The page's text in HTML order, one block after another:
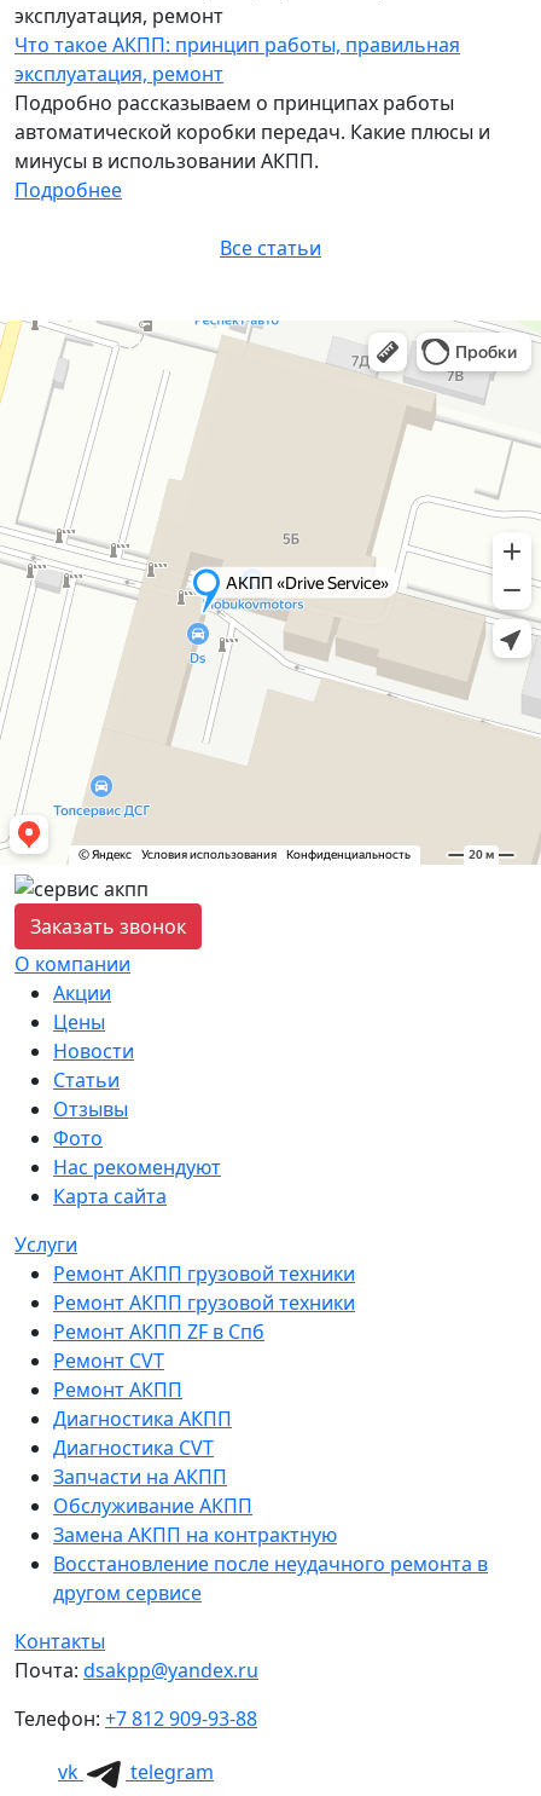
Что такое АКПП: принцип работы, правильная
эксплуатация, ремонт
Подробно рассказываем о принципах работы
автоматической коробки передач. Какие плюсы и
минусы в использовании АКПП.
Подробнее
Все статьи
Заказать звонок
О компании
Акции
Цены
Новости
Статьи
Отзывы
Фото
Нас рекомендуют
Карта сайта
Услуги
Ремонт АКПП грузовой техники
Ремонт АКПП грузовой техники
Ремонт АКПП ZF в Спб
Ремонт CVT
Ремонт AКПП
Диагностика АКПП
Диагностика CVT
Запчасти на АКПП
Обслуживание АКПП
Замена АКПП на контрактную
Восстановление после неудачного ремонта в
другом сервисе
Контакты
Почта: dsakpp@yandex.ru
Телефон: +7 812 909-93-88
vk telegram